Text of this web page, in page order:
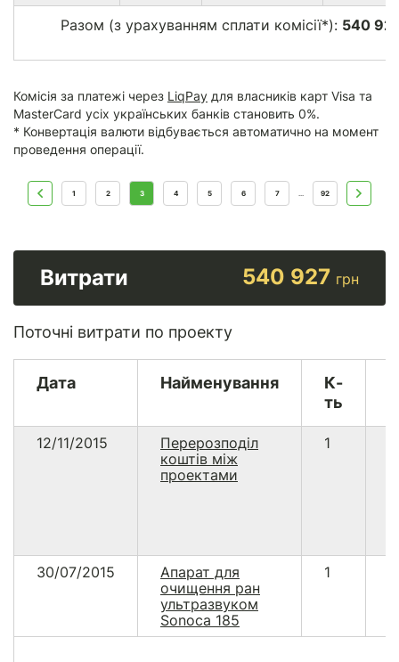
Разом (з урахуванням сплати комісії*): 540
Комісія за платежі через LiqPay для власників карт Visa та
MasterCard усіх українських банків становить 0%.
* Конвертація валюти відбувається автоматично на момент
проведення операції.
1 2 3 4 5 6 7 ... 92
Витрати 540 927 грн
Поточні витрати по проекту
Дата Найменування
К-
ть
12/11/2015
Перерозподіл
коштів між
проектами
1
30/07/2015
Апарат для
очищення ран
ультразвуком
Sonoca 185
1